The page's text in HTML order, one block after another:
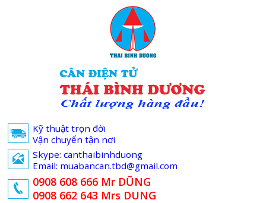
Kỹ thuật trọn đời
Vận chuyển tận nơi
Skype: canthaibinhduong
Email: muabancan.tbd@gmail.com
0908 608 666 Mr DŨNG
0908 662 643 Mrs DUNG